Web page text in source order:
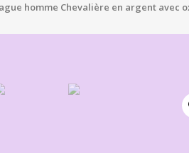
homme Chevalière en argent avec